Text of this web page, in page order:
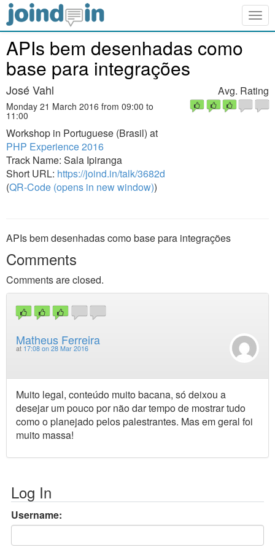
APIs bem desenhadas como
base para integrações
José Vahl
Monday 21 March 2016 from 09:00 to
11:00
Workshop in Portuguese (Brasil) at
PHP Experience 2016
Track Name: Sala Ipiranga
Short URL: https://joind.in/talk/3682d
(QR-Code (opens in new window))
Avg. Rating
APIs bem desenhadas como base para integrações
Comments
Comments are closed.
Matheus Ferreira
at 17:08 on 28 Mar 2016
Muito legal, conteúdo muito bacana, só deixou a
desejar um pouco por não dar tempo de mostrar tudo
como o planejado pelos palestrantes. Mas em geral foi
muito massa!
Log In
Username: